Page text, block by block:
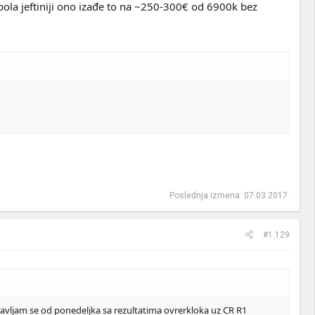
jeftiniji ono izađe to na ~250-300€ od 6900k bez
Poslednja izmena: 07.03.2017.
#1.129
se od ponedeljka sa rezultatima ovrerkloka uz CR R1